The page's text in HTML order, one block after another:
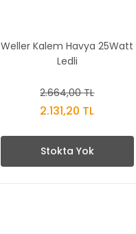
Weller Kalem Havya 25Watt
Ledli
2.664,00 TL
2.131,20 TL
Stokta Yok